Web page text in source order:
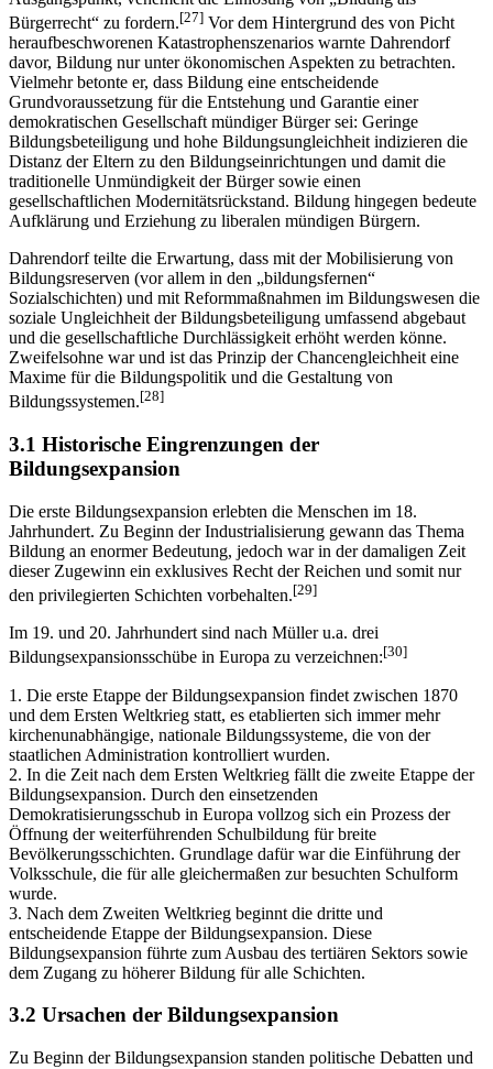
Bürgerrecht“ zu fordern.[27] Vor dem Hintergrund des von Picht
heraufbeschworenen Katastrophenszenarios warnte Dahrendorf
davor, Bildung nur unter ökonomischen Aspekten zu betrachten.
Vielmehr betonte er, dass Bildung eine entscheidende
Grundvoraussetzung für die Entstehung und Garantie einer
demokratischen Gesellschaft mündiger Bürger sei: Geringe
Bildungsbeteiligung und hohe Bildungsungleichheit indizieren die
Distanz der Eltern zu den Bildungseinrichtungen und damit die
traditionelle Unmündigkeit der Bürger sowie einen
gesellschaftlichen Modernitätsrückstand. Bildung hingegen bedeute
Aufklärung und Erziehung zu liberalen mündigen Bürgern.
Dahrendorf teilte die Erwartung, dass mit der Mobilisierung von
Bildungsreserven (vor allem in den „bildungsfernen“
Sozialschichten) und mit Reformmaßnahmen im Bildungswesen die
soziale Ungleichheit der Bildungsbeteiligung umfassend abgebaut
und die gesellschaftliche Durchlässigkeit erhöht werden könne.
Zweifelsohne war und ist das Prinzip der Chancengleichheit eine
Maxime für die Bildungspolitik und die Gestaltung von
Bildungssystemen.[28]
3.1 Historische Eingrenzungen der
Bildungsexpansion
Die erste Bildungsexpansion erlebten die Menschen im 18.
Jahrhundert. Zu Beginn der Industrialisierung gewann das Thema
Bildung an enormer Bedeutung, jedoch war in der damaligen Zeit
dieser Zugewinn ein exklusives Recht der Reichen und somit nur
den privilegierten Schichten vorbehalten.[29]
Im 19. und 20. Jahrhundert sind nach Müller u.a. drei
Bildungsexpansionsschübe in Europa zu verzeichnen:[30]
1. Die erste Etappe der Bildungsexpansion findet zwischen 1870
und dem Ersten Weltkrieg statt, es etablierten sich immer mehr
kirchenunabhängige, nationale Bildungssysteme, die von der
staatlichen Administration kontrolliert wurden.
2. In die Zeit nach dem Ersten Weltkrieg fällt die zweite Etappe der
Bildungsexpansion. Durch den einsetzenden
Demokratisierungsschub in Europa vollzog sich ein Prozess der
Öffnung der weiterführenden Schulbildung für breite
Bevölkerungsschichten. Grundlage dafür war die Einführung der
Volksschule, die für alle gleichermaßen zur besuchten Schulform
wurde.
3. Nach dem Zweiten Weltkrieg beginnt die dritte und
entscheidende Etappe der Bildungsexpansion. Diese
Bildungsexpansion führte zum Ausbau des tertiären Sektors sowie
dem Zugang zu höherer Bildung für alle Schichten.
3.2 Ursachen der Bildungsexpansion
Zu Beginn der Bildungsexpansion standen politische Debatten und